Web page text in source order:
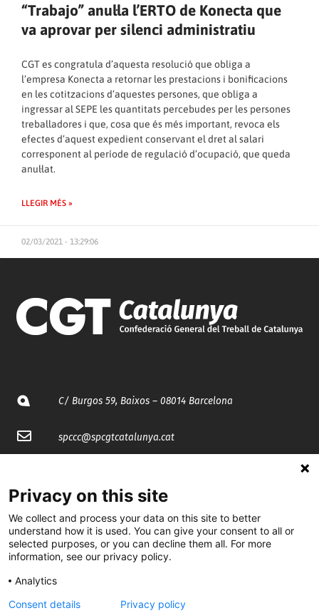
“Trabajo” anul·la l’ERTO de Konecta que
va aprovar per silenci administratiu
CGT es congratula d’aquesta resolució que obliga a
l’empresa Konecta a retornar les prestacions i bonificacions
en les cotitzacions d’aquestes persones, que obliga a
ingressar al SEPE les quantitats percebudes per les persones
treballadores i que, cosa que és més important, revoca els
efectes d’aquest expedient conservant el dret al salari
corresponent al període de regulació d’ocupació, que queda
anul·lat.
LLEGIR MÉS »
02/03/2021 - 13:29:06
C/ Burgos 59, Baixos – 08014 Barcelona
spccc@spcgtcatalunya.cat
@CGTCatalunya
cgtcatalunya
Privacy on this site
We collect and process your data on this site to better
understand how it is used. You can give your consent to all or
selected purposes, or you can decline them all. For more
information, see our privacy policy.
Analytics
Consent details
Privacy policy